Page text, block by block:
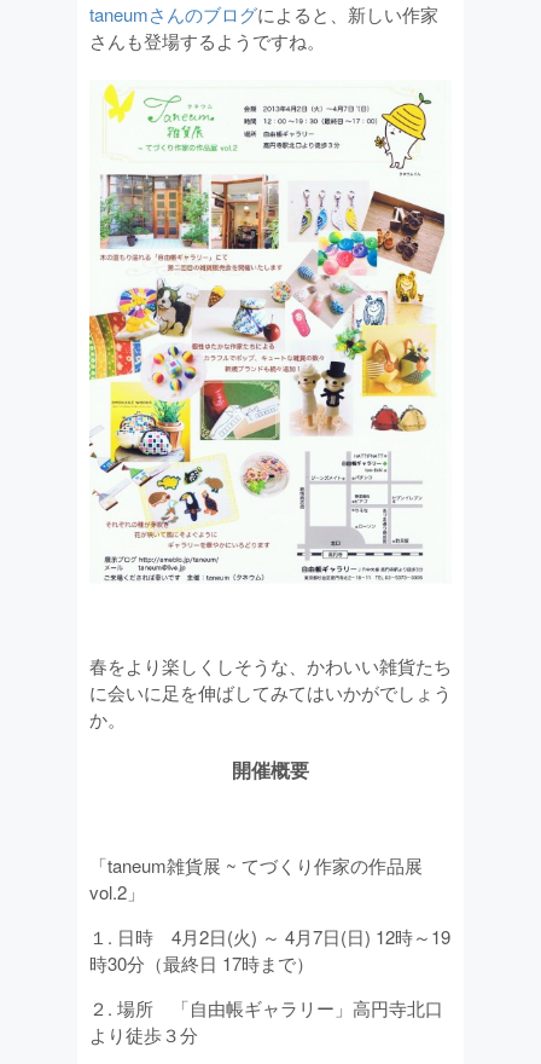
taneumさんのブログによると、新しい作家
さんも登場するようですね。
春をより楽しくしそうな、かわいい雑貨たち
に会いに足を伸ばしてみてはいかがでしょう
か。
開催概要
「taneum雑貨展 ~ てづくり作家の作品展
vol.2」
１. 日時 4月2日(火) ～ 4月7日(日) 12時～19
時30分（最終日 17時まで）
２. 場所 「自由帳ギャラリー」高円寺北口
より徒歩３分